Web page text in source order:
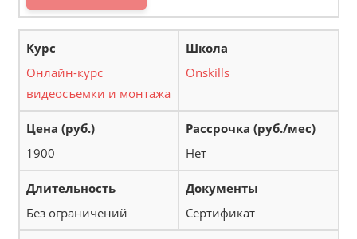
Онлайн-курс
видеосъемки и монтажа
Onskills
1900 Нет
Без ограничений Сертификат